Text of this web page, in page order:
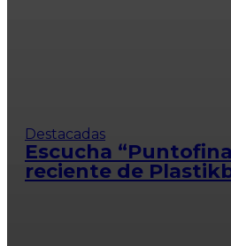
Destacadas
Escucha
reciente de